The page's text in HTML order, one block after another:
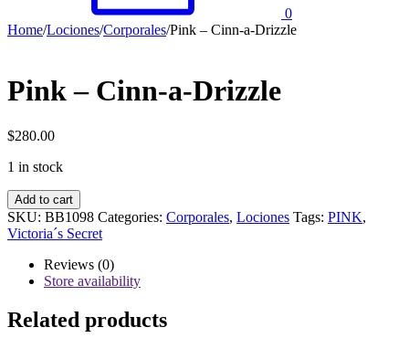
0
Home/Lociones/Corporales/Pink – Cinn-a-Drizzle
Pink – Cinn-a-Drizzle
$280.00
1 in stock
Pink
-
Cinn-
Drizzle
quantity
Add to cart
SKU: BB1098 Categories: Corporales, Lociones Tags: PINK,
Victoria´s Secret
Reviews (0)
Store availability
Related products